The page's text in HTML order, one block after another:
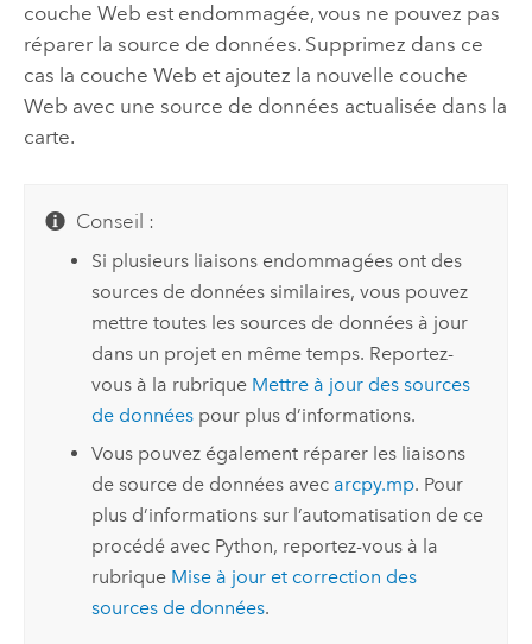
couche Web est endommagée, vous ne pouvez pas
réparer la source de données. Supprimez dans ce
cas la couche Web et ajoutez la nouvelle couche
Web avec une source de données actualisée dans la
carte.
Conseil :
Si plusieurs liaisons endommagées ont des
sources de données similaires, vous pouvez
mettre toutes les sources de données à jour
dans un projet en même temps. Reportez-
vous à la rubrique Mettre à jour des sources
de donnéespour plus d’informations.
Vous pouvez également réparer les liaisons
de source de données avec arcpy.mp. Pour
plus d’informations sur l’automatisation de ce
procédé avec Python, reportez-vous à la
rubrique Mise à jour et correction des
sources de données.